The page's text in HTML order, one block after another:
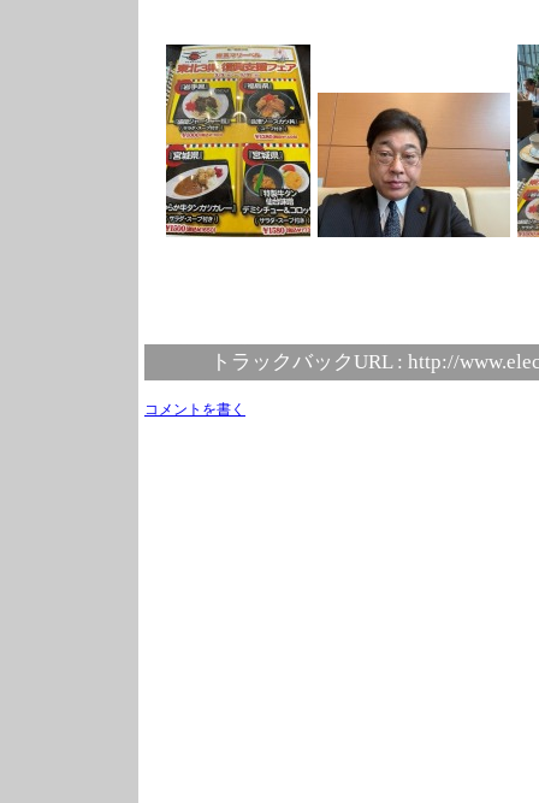
トラックバックURL : http://
コメントを書く